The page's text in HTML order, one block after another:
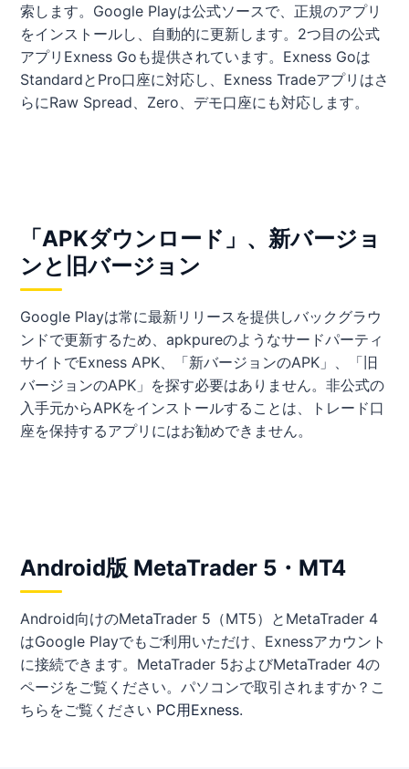
索します。Google Playは公式ソースで、正規のアプリ
をインストールし、自動的に更新します。2つ目の公式
アプリExness Goも提供されています。Exness Goは
StandardとPro口座に対応し、Exness Tradeアプリはさ
らにRaw Spread、Zero、デモ口座にも対応します。
「APKダウンロード」、新バージョ
ンと旧バージョン
Google Playは常に最新リリースを提供しバックグラウ
ンドで更新するため、apkpureのようなサードパーティ
サイトでExness APK、「新バージョンのAPK」、「旧
バージョンのAPK」を探す必要はありません。非公式の
入手元からAPKをインストールすることは、トレード口
座を保持するアプリにはお勧めできません。
Android版 MetaTrader 5・MT4
Android向けのMetaTrader 5（MT5）とMetaTrader 4
はGoogle Playでもご利用いただけ、Exnessアカウント
に接続できます。MetaTrader 5およびMetaTrader 4の
ページをご覧ください。パソコンで取引されますか？こ
ちらをご覧ください PC用Exness.